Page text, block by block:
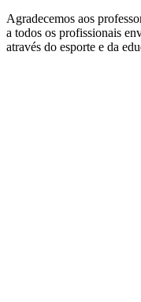
Agradecemos aos
a todos os profissionais
através do esporte e da